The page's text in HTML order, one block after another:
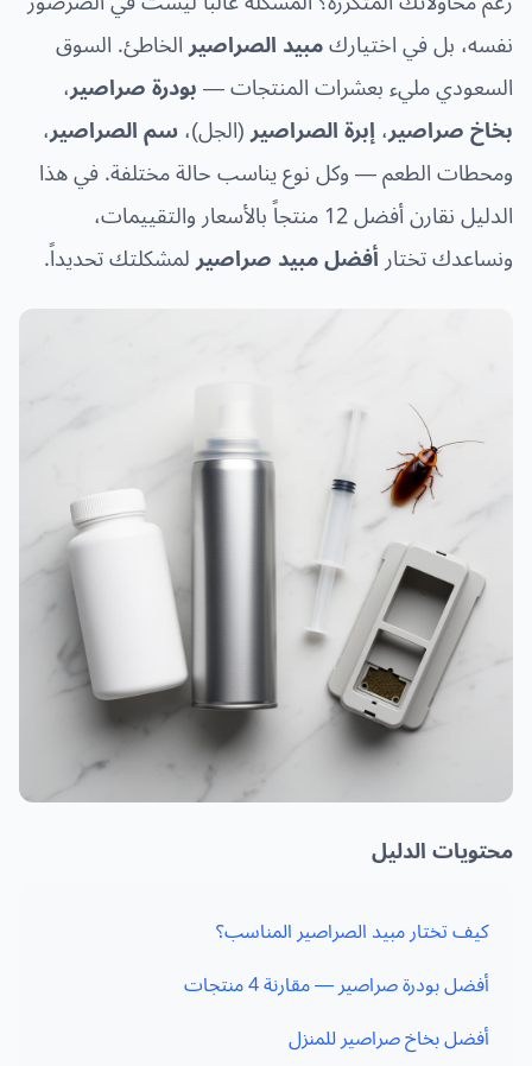
نجار مطابخ وأبواب
تركيب طارد الحمام بمكة
كشف تسربات المياه بمكة
معلم جبس بورد بمكة المكرمة
شركة عزل أسطح بمكة المكرمة
معلم دهانات بمكة المكرمة
تركيب باركيه بمكة المكرمة
مبلط بمكة المكرمة
حداد بمكة المكرمة
نفسه، بل في اختياركمبيد الصراصيرالخاطئ. السوق
السعودي مليء بعشرات المنتجات —بودرة صراصير،
بخاخ صراصير،إبرة الصراصير(الجل)،سم الصراصير،
ومحطات الطعم — وكل نوع يناسب حالة مختلفة. في هذا
الدليل نقارن أفضل 12 منتجاً بالأسعار والتقييمات،
ونساعدك تختارأفضل مبيد صراصيرلمشكلتك تحديداً.
محتويات الدليل
كيف تختار مبيد الصراصير المناسب؟
أفضل بودرة صراصير — مقارنة 4 منتجات
أفضل بخاخ صراصير للمنزل